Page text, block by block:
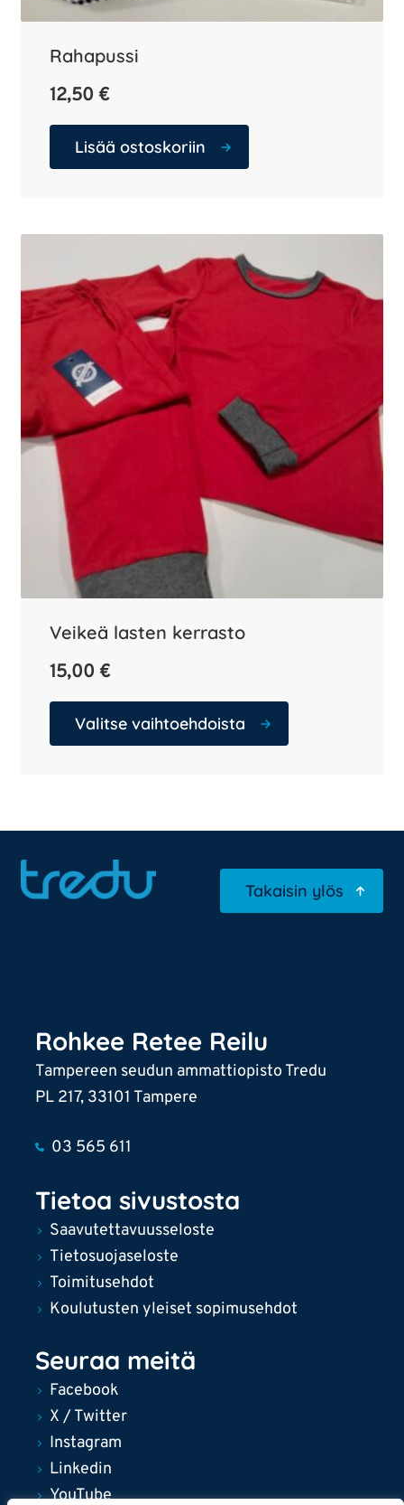
Rahapussi
12,50 €
Lisää ostoskoriin
Veikeä lasten kerrasto
15,00 €
Valitse vaihtoehdoista
on
useampi
tehdä
tuotteen
sivulla.
Takaisin ylös
Rohkee Retee Reilu
Tampereen seudun ammattiopisto Tredu
PL 217, 33101 Tampere
03 565 611
Tietoa sivustosta
Saavutettavuusseloste
Tietosuojaseloste
Toimitusehdot
Koulutusten yleiset sopimusehdot
Seuraa meitä
Facebook
X / Twitter
Instagram
Linkedin
YouTube